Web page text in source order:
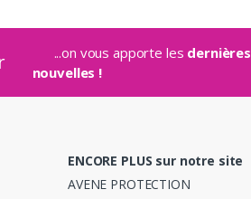
...on vous apporte les dernières
nouvelles !
ENCORE PLUS sur notre site
AVENE PROTECTION